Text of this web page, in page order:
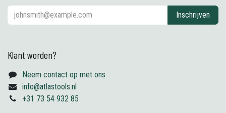
Inschrijven
Klant worden?
Neem contact op met ons
info@atlastools.nl
+31 73 54 932 85